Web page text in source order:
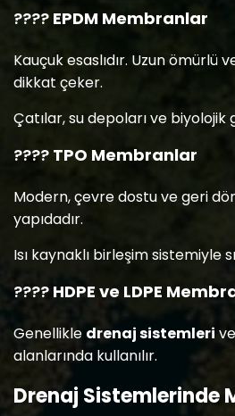
???? EPDM Membranlar
Kauçuk esaslıdır. Uzun ömürlü
dikkat çeker.
Çatılar, su depoları ve biyolojik
???? TPO Membranlar
Modern, çevre dostu ve geri
yapıdadır.
Isı kaynaklı birleşim sistemiyle
???? HDPE ve LDPE
Genellikle drenaj sistemleri
alanlarında kullanılır.
Drenaj Sistemlerinde